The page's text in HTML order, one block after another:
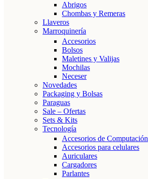
Abrigos
Chombas y Remeras
Llaveros
Marroquinería
Accesorios
Bolsos
Maletines y Valijas
Mochilas
Neceser
Novedades
Packaging y Bolsas
Paraguas
Sale – Ofertas
Sets & Kits
Tecnología
Accesorios de Computación
Accesorios para celulares
Auriculares
Cargadores
Parlantes